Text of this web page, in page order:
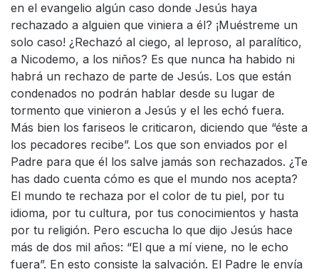
en el evangelio algún caso donde Jesús haya
rechazado a alguien que viniera a él? ¡Muéstreme un
solo caso! ¿Rechazó al ciego, al leproso, al paralítico,
a Nicodemo, a los niños? Es que nunca ha habido ni
habrá un rechazo de parte de Jesús. Los que están
condenados no podrán hablar desde su lugar de
tormento que vinieron a Jesús y el les echó fuera.
Más bien los fariseos le criticaron, diciendo que “éste a
los pecadores recibe”. Los que son enviados por el
Padre para que él los salve jamás son rechazados. ¿Te
has dado cuenta cómo es que el mundo nos acepta?
El mundo te rechaza por el color de tu piel, por tu
idioma, por tu cultura, por tus conocimientos y hasta
por tu religión. Pero escucha lo que dijo Jesús hace
más de dos mil años: “El que a mí viene, no le echo
fuera”. En esto consiste la salvación. El Padre le envía